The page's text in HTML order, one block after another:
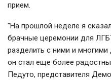
прием.
"На прошлой неделе я
брачные церемонии для
разделить с ними и
он стал еще более
Педуто, представителя